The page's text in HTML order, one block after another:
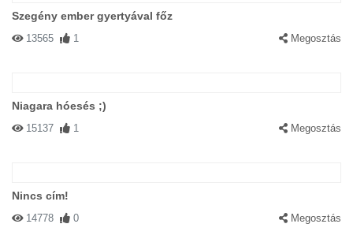
Szegény ember gyertyával főz
13565 1 Megosztás
Niagara hóesés ;)
15137 1 Megosztás
Nincs cím!
14778 0 Megosztás